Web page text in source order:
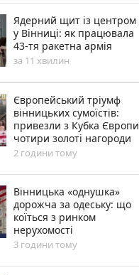
Ядерний щит із центром
у Вінниці: як працювала
43-тя ракетна армія
за 11 хвилин
Європейський тріумф
вінницьких сумоїстів:
привезли з Кубка Європи
чотири золоті нагороди
2 години тому
Вінницька «однушка»
дорожча за одеську: що
коїться з ринком
нерухомості
3 години тому